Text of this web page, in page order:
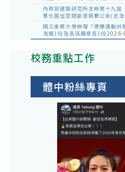
內政部建築研究所主辦第十九
慧化居住空間創意競賽公告(含
國立東華大學辦理「適應運動共
海報1份及各區簡章各1份2026-
校務重點工作
體中粉絲專頁